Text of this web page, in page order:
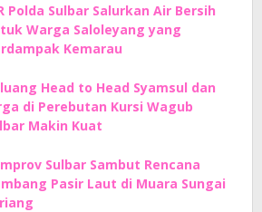
Polda Sulbar Salurkan Air Bersih
Warga Saloleyang yang
Kemarau
Head to Head Syamsul dan
di Perebutan Kursi Wagub
Makin Kuat
Sulbar Sambut Rencana
Pasir Laut di Muara Sungai